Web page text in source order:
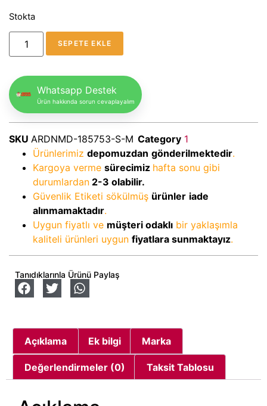
Stokta
SEPETE EKLE
Whatsapp Destek
Ürün hakkında sorun cevaplayalım
SKU ARDNMD-185753-S-M Category 1
Ürünlerimiz depomuzdan gönderilmektedir.
Kargoya verme sürecimiz hafta sonu gibi
durumlardan 2-3 olabilir.
Güvenlik Etiketi sökülmüş ürünler iade
alınmamaktadır.
Uygun fiyatlı ve müşteri odaklı bir yaklaşımla
kaliteli ürünleri uygun fiyatlara sunmaktayız.
Tanıdıklarınla Ürünü Paylaş
Açıklama Ek bilgi Marka
Değerlendirmeler (0) Taksit Tablosu